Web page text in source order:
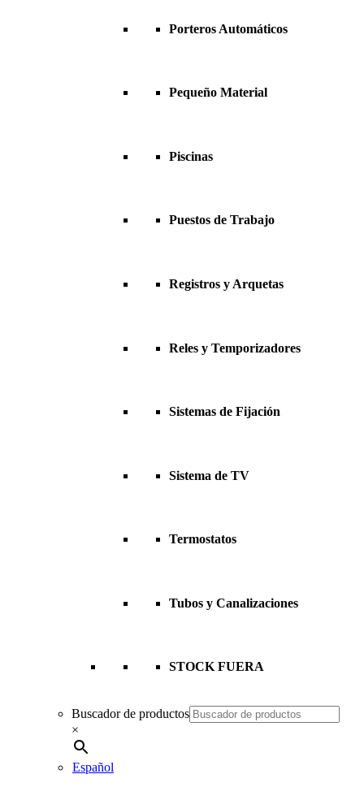
Porteros Automáticos
Pequeño Material
Piscinas
Puestos de Trabajo
Registros y Arquetas
Reles y Temporizadores
Sistemas de Fijación
Sistema de TV
Termostatos
Tubos y Canalizaciones
STOCK FUERA
Buscador de productos
×
Español